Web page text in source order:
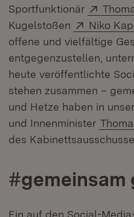
Sportfunktionär
Kugelstoßen
Extern:
Niko
offene und vielfältige
entgegenzustellen,
heute veröffentlichte
stehen zusammen –
und Hetze haben in
und Innenminister
des
#gemeinsam
Ein auf den Social-